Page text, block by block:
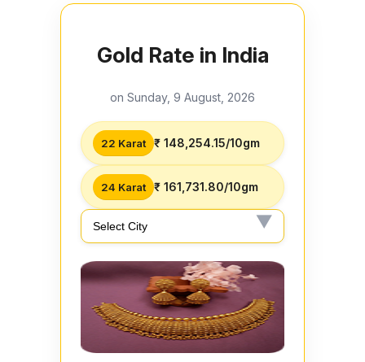
Gold Rate in India
on Sunday, 9 August, 2026
22 Karat ₹ 148,254.15/10gm
24 Karat ₹ 161,731.80/10gm